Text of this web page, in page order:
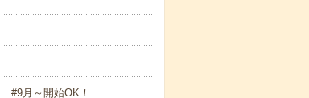
#9月～開始OK！